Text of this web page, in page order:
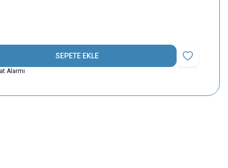
SEPETE EKLE
Favoriye Ekle
Alarmı